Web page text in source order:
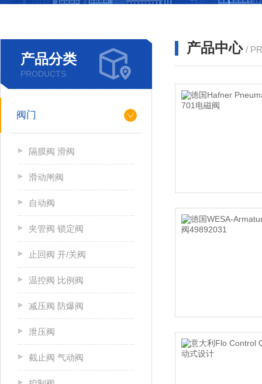
产品分类
PRODUCTS
阀门
隔膜阀 滑阀
滑动闸阀
自动阀
夹管阀 锁定阀
止回阀 开/关阀
温控阀 比例阀
减压阀 防爆阀
泄压阀
截止阀 气动阀
产品中心 /